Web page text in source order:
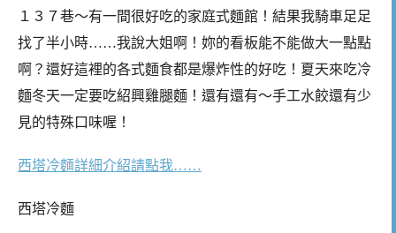
１３７巷～有一間很好吃的家庭式麵館！結果我騎車足足
找了半小時……我說大姐啊！妳的看板能不能做大一點點
啊？還好這裡的各式麵食都是爆炸性的好吃！夏天來吃冷
麵冬天一定要吃紹興雞腿麵！還有還有～手工水餃還有少
見的特殊口味喔！
西塔冷麵詳細介紹請點我……
西塔冷麵